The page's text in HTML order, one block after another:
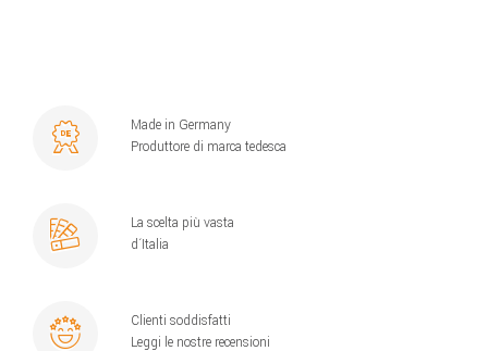
Made in Germany
Produttore di marca tedesca
La scelta più vasta
d´Italia
Clienti soddisfatti
Leggi le nostre recensioni